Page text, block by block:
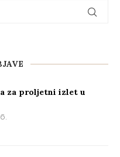
za proljetni izlet u